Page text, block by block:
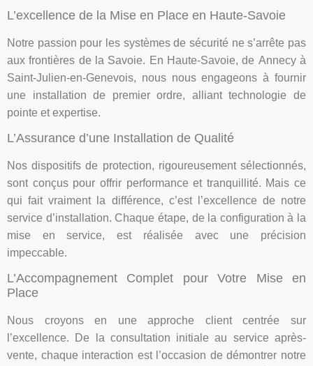
L’excellence de la Mise en Place en Haute-Savoie
Notre passion pour les systèmes de sécurité ne s’arrête pas
aux frontières de la Savoie. En Haute-Savoie, de Annecy à
Saint-Julien-en-Genevois, nous nous engageons à fournir
une installation de premier ordre, alliant technologie de
pointe et expertise.
L’Assurance d’une Installation de Qualité
Nos dispositifs de protection, rigoureusement sélectionnés,
sont conçus pour offrir performance et tranquillité. Mais ce
qui fait vraiment la différence, c’est l’excellence de notre
service d’installation. Chaque étape, de la configuration à la
mise en service, est réalisée avec une précision
impeccable.
L’Accompagnement Complet pour Votre Mise en
Place
Nous croyons en une approche client centrée sur
l’excellence. De la consultation initiale au service après-
vente, chaque interaction est l’occasion de démontrer notre